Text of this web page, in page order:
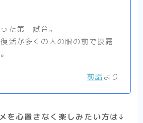
た第一試合。
活が多くの人の眼の前で披露
前話 より
を心置きなく楽しみたい方は↓